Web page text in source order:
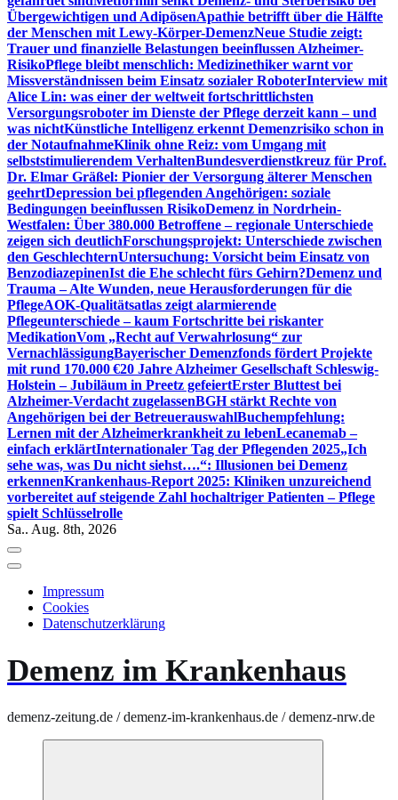
Übergewichtigen und AdipösenApathie betrifft über die Hälfte
der Menschen mit Lewy-Körper-DemenzNeue Studie zeigt:
Trauer und finanzielle Belastungen beeinflussen Alzheimer-
RisikoPflege bleibt menschlich: Medizinethiker warnt vor
Missverständnissen beim Einsatz sozialer RoboterInterview mit
Alice Lin: was einer der weltweit fortschrittlichsten
Versorgungsroboter im Dienste der Pflege derzeit kann – und
was nichtKünstliche Intelligenz erkennt Demenzrisiko schon in
der NotaufnahmeKlinik ohne Reiz: vom Umgang mit
selbststimulierendem VerhaltenBundesverdienstkreuz für Prof.
Dr. Elmar Gräßel: Pionier der Versorgung älterer Menschen
geehrtDepression bei pflegenden Angehörigen: soziale
Bedingungen beeinflussen RisikoDemenz in Nordrhein-
Westfalen: Über 380.000 Betroffene – regionale Unterschiede
zeigen sich deutlichForschungsprojekt: Unterschiede zwischen
den GeschlechternUntersuchung: Vorsicht beim Einsatz von
BenzodiazepinenIst die Ehe schlecht fürs Gehirn?Demenz und
Trauma – Alte Wunden, neue Herausforderungen für die
PflegeAOK-Qualitätsatlas zeigt alarmierende
Pflegeunterschiede – kaum Fortschritte bei riskanter
MedikationVom „Recht auf Verwahrlosung“ zur
VernachlässigungBayerischer Demenzfonds fördert Projekte
mit rund 170.000 €20 Jahre Alzheimer Gesellschaft Schleswig-
Holstein – Jubiläum in Preetz gefeiertErster Bluttest bei
Alzheimer-Verdacht zugelassenBGH stärkt Rechte von
Angehörigen bei der BetreuerauswahlBuchempfehlung:
Lernen mit der Alzheimerkrankheit zu lebenLecanemab –
einfach erklärtInternationaler Tag der Pflegenden 2025„Ich
sehe was, was Du nicht siehst….“: Illusionen bei Demenz
erkennenKrankenhaus-Report 2025: Kliniken unzureichend
vorbereitet auf steigende Zahl hochaltriger Patienten – Pflege
spielt Schlüsselrolle
Sa.. Aug. 8th, 2026
Impressum
Cookies
Datenschutzerklärung
Demenz im Krankenhaus
demenz-zeitung.de / demenz-im-krankenhaus.de / demenz-nrw.de